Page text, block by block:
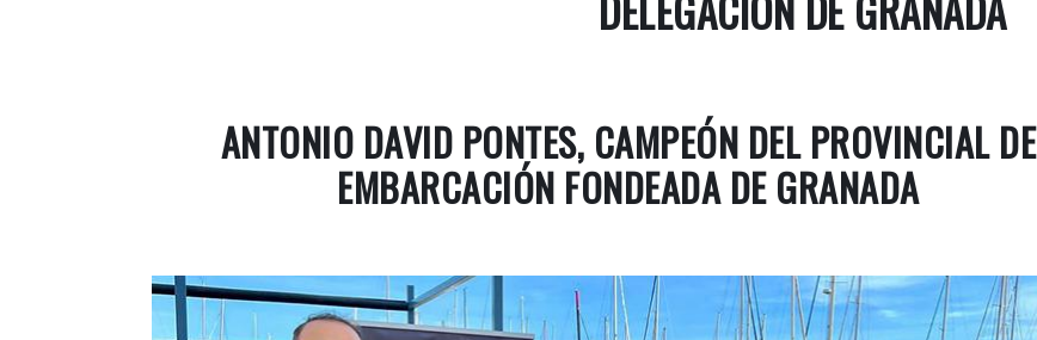
ANTONIO DAVID PONTES, CAMPEÓN DEL PROVINCIAL DE
EMBARCACIÓN FONDEADA DE GRANADA